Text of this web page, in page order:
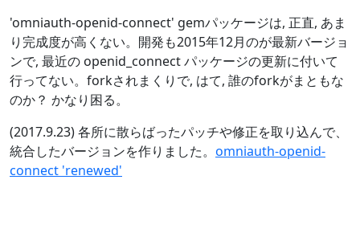
'omniauth-openid-connect' gemパッケージは, 正直, あま
り完成度が高くない。開発も2015年12月のが最新バージョ
ンで, 最近の openid_connect パッケージの更新に付いて
行ってない。forkされまくりで, はて, 誰のforkがまともな
のか？ かなり困る。
(2017.9.23) 各所に散らばったパッチや修正を取り込んで、
統合したバージョンを作りました。 omniauth-openid-
connect 'renewed'